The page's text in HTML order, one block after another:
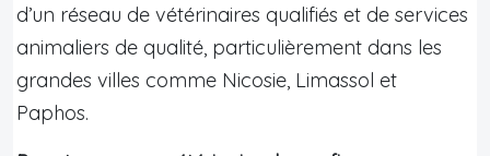
d’un réseau de vétérinaires qualifiés et de services
animaliers de qualité, particulièrement dans les
grandes villes comme Nicosie, Limassol et
Paphos.